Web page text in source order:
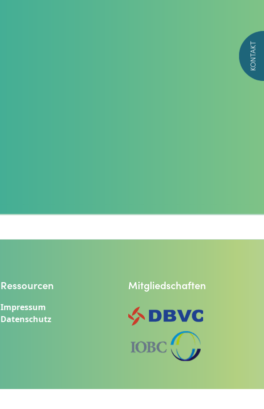
Ressourcen
Impressum
Datenschutz
Mitgliedschaften
KONTAKT